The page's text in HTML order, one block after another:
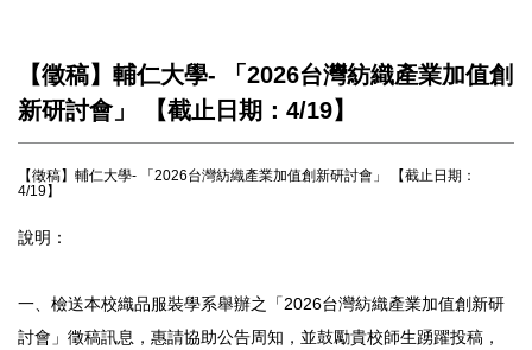
【徵稿】輔仁大學- 「2026台灣紡織產業加值創
新研討會」 【截止日期：4/19】
【徵稿】輔仁大學- 「2026台灣紡織產業加值創新研討會」 【截止日期：
4/19】
說明：
一、檢送本校織品服裝學系舉辦之「2026台灣紡織產業加值創新研
討會」徵稿訊息，惠請協助公告周知，並鼓勵貴校師生踴躍投稿，